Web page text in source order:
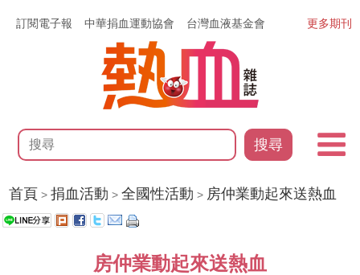
訂閱電子報 中華捐血運動協會 台灣血液基金會
搜尋
更多期刊
首頁 >捐血活動 >全國性活動 > 房仲業動起來送熱血
房仲業動起來送熱血